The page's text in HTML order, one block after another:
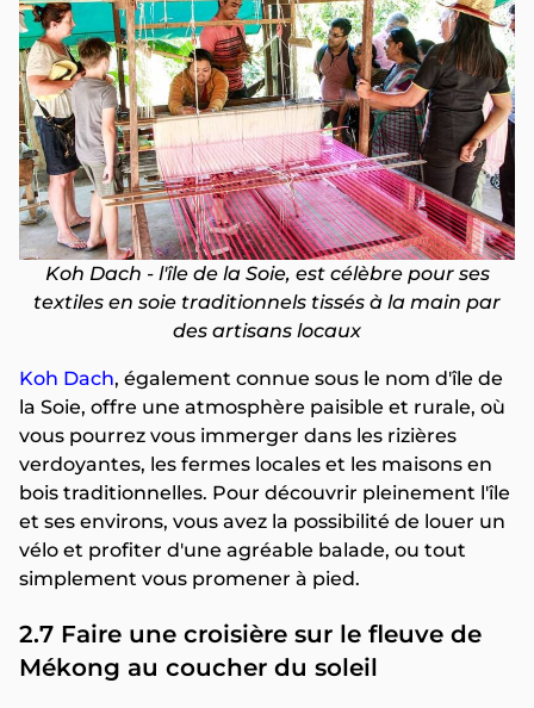
Koh Dach - l'île de la Soie, est célèbre pour ses
textiles en soie traditionnels tissés à la main par
des artisans locaux
Koh Dach, également connue sous le nom d'île de
la Soie, offre une atmosphère paisible et rurale, où
vous pourrez vous immerger dans les rizières
verdoyantes, les fermes locales et les maisons en
bois traditionnelles. Pour découvrir pleinement l'île
et ses environs, vous avez la possibilité de louer un
vélo et profiter d'une agréable balade, ou tout
simplement vous promener à pied.
2.7 Faire une croisière sur le fleuve de
Mékong au coucher du soleil